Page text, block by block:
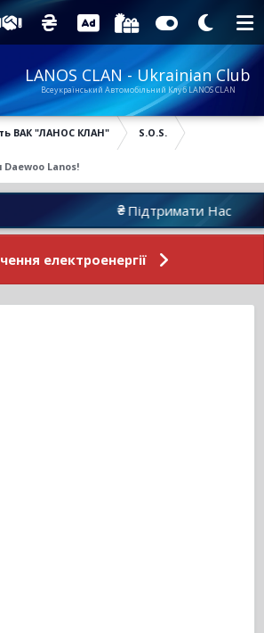
LANOS CLAN - Ukrainian Club
Всеукраїнський Автомобільний Клуб LANOS CLAN
ВАК "ЛАНОС КЛАН" S.O.S.
Daewoo Lanos!
Підтримати Нас
електроенергії